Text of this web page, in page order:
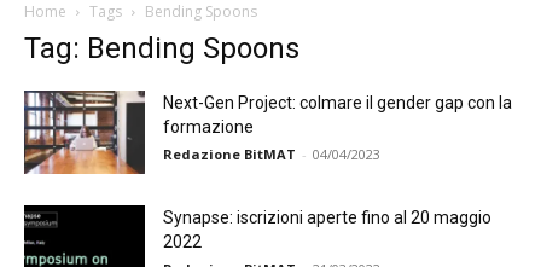
Home Tags Bending Spoons
Tag: Bending Spoons
Next-Gen Project: colmare il gender gap con la
formazione
Redazione BitMAT - 04/04/2023
Synapse: iscrizioni aperte fino al 20 maggio
2022